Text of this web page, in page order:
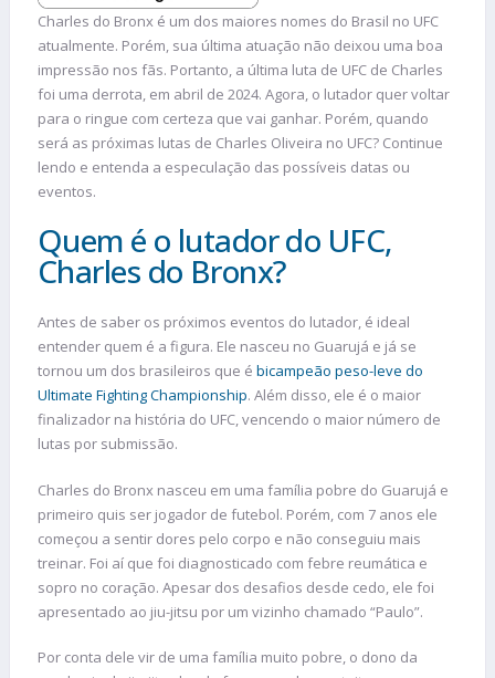
Charles do Bronx é um dos maiores nomes do Brasil no UFC
atualmente. Porém, sua última atuação não deixou uma boa
impressão nos fãs. Portanto, a última luta de UFC de Charles
foi uma derrota, em abril de 2024. Agora, o lutador quer voltar
para o ringue com certeza que vai ganhar. Porém, quando
será as próximas lutas de Charles Oliveira no UFC? Continue
lendo e entenda a especulação das possíveis datas ou
eventos.
Quem é o lutador do UFC,
Charles do Bronx?
Antes de saber os próximos eventos do lutador, é ideal
entender quem é a figura. Ele nasceu no Guarujá e já se
tornou um dos brasileiros que é bicampeão peso-leve do
Ultimate Fighting Championship. Além disso, ele é o maior
finalizador na história do UFC, vencendo o maior número de
lutas por submissão.
Charles do Bronx nasceu em uma família pobre do Guarujá e
primeiro quis ser jogador de futebol. Porém, com 7 anos ele
começou a sentir dores pelo corpo e não conseguiu mais
treinar. Foi aí que foi diagnosticado com febre reumática e
sopro no coração. Apesar dos desafios desde cedo, ele foi
apresentado ao jiu-jitsu por um vizinho chamado “Paulo”.
Por conta dele vir de uma família muito pobre, o dono da